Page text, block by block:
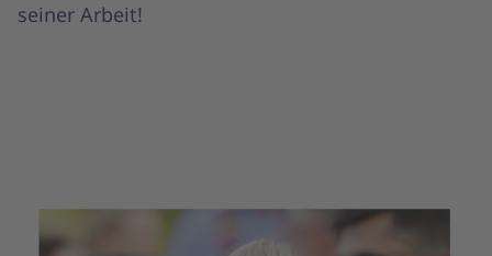
seiner Arbeit!